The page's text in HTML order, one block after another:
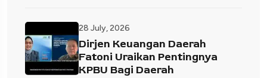
28 July, 2026
Dirjen Keuangan Daerah
Fatoni Uraikan Pentingnya
KPBU Bagi Daerah